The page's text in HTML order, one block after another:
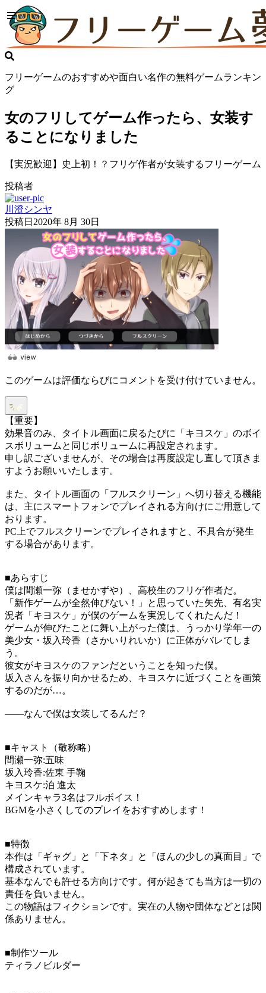
フリーゲームのおすすめや面白い名作の無料ゲームランキン
グ
女のフリしてゲーム作ったら、女装す
ることになりました
【実況歓迎】史上初！？フリゲ作者が女装するフリーゲーム
投稿者
川澄シンヤ
投稿日 2020年 8月 30日
このゲームは評価ならびにコメントを受け付けていません。
【重要】
効果音のみ、タイトル画面に戻るたびに「キヨスケ」のボイ
スボリュームと同じボリュームに再設定されます。
申し訳ございませんが、その場合は再度設定し直して頂きま
すようお願いいたします。
また、タイトル画面の「フルスクリーン」へ切り替える機能
は、主にスマートフォンでプレイされる方向けにご用意して
おります。
PC上でフルスクリーンでプレイされますと、不具合が発生
する場合があります。
■あらすじ
僕は間瀬一弥（ませかずや）、高校生のフリゲ作者だ。
「新作ゲームが全然伸びない！」と思っていた矢先、有名実
況者「キヨスケ」が僕のゲームを実況してくれたんだ！
ゲームが伸びたことに舞い上がった僕は、うっかり学年一の
美少女・坂入玲香（さかいりれいか）に正体がバレてしま
う。
彼女がキヨスケのファンだということを知った僕。
坂入さんを振り向かせるため、キヨスケに近づくことを画策
するのだが…。
――なんで僕は女装してるんだ？
■キャスト（敬称略）
間瀬一弥:五味
坂入玲香:佐東 手鞠
キヨスケ:泊 進太
メインキャラ3名はフルボイス！
BGMを小さくしてのプレイをおすすめします！
■特徴
本作は「ギャグ」と「下ネタ」と「ほんの少しの真面目」で
構成されています。
基本なんでも許せる方向けです。何が起きても当方は一切の
責任を負いません。
この物語はフィクションです。実在の人物や団体などとは関
係ありません。
■制作ツール
ティラノビルダー